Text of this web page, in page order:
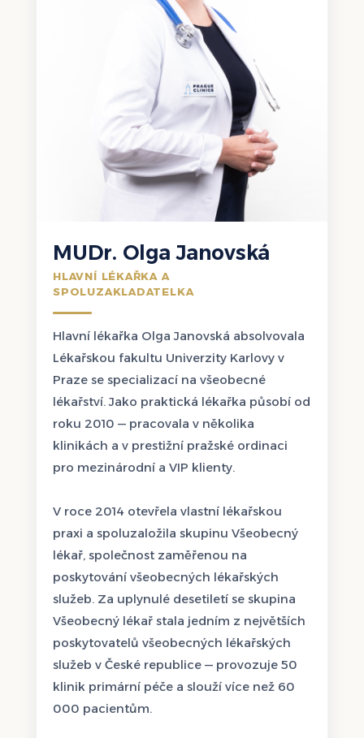
MUDr. Olga Janovská
HLAVNÍ LÉKAŘKA A
SPOLUZAKLADATELKA
Hlavní lékařka Olga Janovská absolvovala
Lékařskou fakultu Univerzity Karlovy v
Praze se specializací na všeobecné
lékařství. Jako praktická lékařka působí od
roku 2010 — pracovala v několika
klinikách a v prestižní pražské ordinaci
pro mezinárodní a VIP klienty.
V roce 2014 otevřela vlastní lékařskou
praxi a spoluzaložila skupinu Všeobecný
lékař, společnost zaměřenou na
poskytování všeobecných lékařských
služeb. Za uplynulé desetiletí se skupina
Všeobecný lékař stala jedním z největších
poskytovatelů všeobecných lékařských
služeb v České republice — provozuje 50
klinik primární péče a slouží více než 60
000 pacientům.